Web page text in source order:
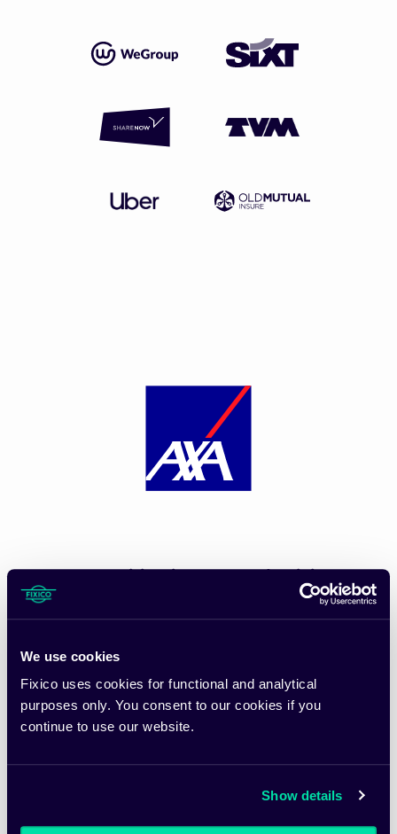
We use cookies
Fixico uses cookies for functional and analytical
purposes only. You consent to our cookies if you
continue to use our website.
Show details
améliore le confort, réduit les coûts et